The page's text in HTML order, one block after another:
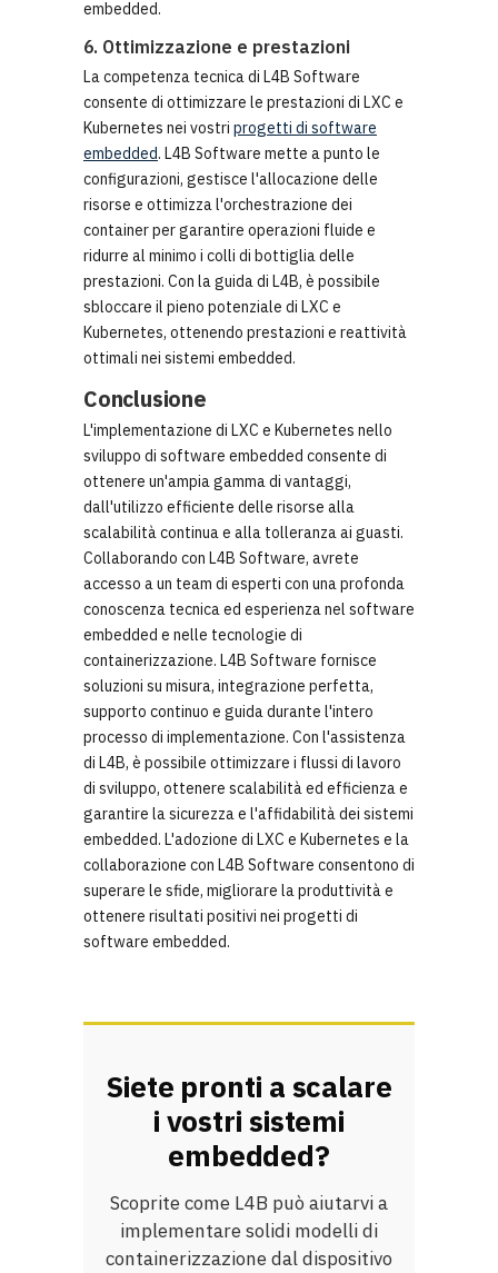
embedded.
6. Ottimizzazione e prestazioni
La competenza tecnica di L4B Software
consente di ottimizzare le prestazioni di LXC e
Kubernetes nei vostri progetti di software
embedded. L4B Software mette a punto le
configurazioni, gestisce l'allocazione delle
risorse e ottimizza l'orchestrazione dei
container per garantire operazioni fluide e
ridurre al minimo i colli di bottiglia delle
prestazioni. Con la guida di L4B, è possibile
sbloccare il pieno potenziale di LXC e
Kubernetes, ottenendo prestazioni e reattività
ottimali nei sistemi embedded.
Conclusione
L'implementazione di LXC e Kubernetes nello
sviluppo di software embedded consente di
ottenere un'ampia gamma di vantaggi,
dall'utilizzo efficiente delle risorse alla
scalabilità continua e alla tolleranza ai guasti.
Collaborando con L4B Software, avrete
accesso a un team di esperti con una profonda
conoscenza tecnica ed esperienza nel software
embedded e nelle tecnologie di
containerizzazione. L4B Software fornisce
soluzioni su misura, integrazione perfetta,
supporto continuo e guida durante l'intero
processo di implementazione. Con l'assistenza
di L4B, è possibile ottimizzare i flussi di lavoro
di sviluppo, ottenere scalabilità ed efficienza e
garantire la sicurezza e l'affidabilità dei sistemi
embedded. L'adozione di LXC e Kubernetes e la
collaborazione con L4B Software consentono di
superare le sfide, migliorare la produttività e
ottenere risultati positivi nei progetti di
software embedded.
Siete pronti a scalare
i vostri sistemi
embedded?
Scoprite come L4B può aiutarvi a
implementare solidi modelli di
containerizzazione dal dispositivo